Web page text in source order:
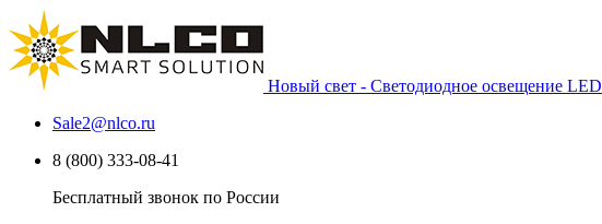
Новый свет - Светодиодное освещение LED
Sale2@nlco.ru
8 (800) 333-08-41
Бесплатный звонок по России